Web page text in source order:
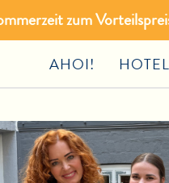
zum
AHOI! HOTEL